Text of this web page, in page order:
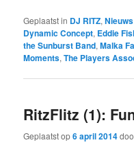
Geplaatst in DJ RITZ,Nieuws
Dynamic Concept, Eddie
the Sunburst Band,Malka
Moments,The Players
RitzFlitz (1):
Geplaatst op6 april 2014